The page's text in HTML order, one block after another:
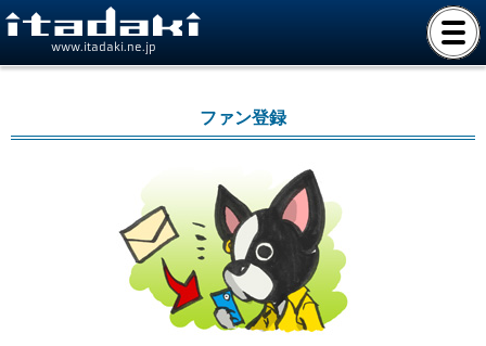
www.itadaki.ne.jp
ファン登録